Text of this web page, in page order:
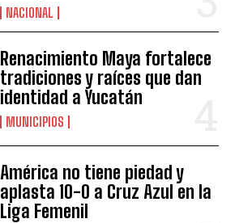
NACIONAL
Renacimiento Maya fortalece
tradiciones y raíces que dan
identidad a Yucatán
MUNICIPIOS
América no tiene piedad y
aplasta 10-0 a Cruz Azul en la
Liga Femenil